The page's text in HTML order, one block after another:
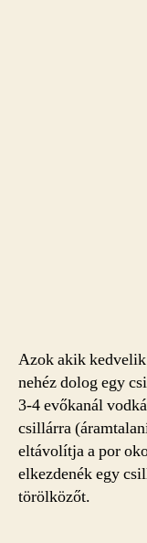
Azok akik
nehéz dolog egy
3-4 evőkanál
csillárra
eltávolítja a por
elkezdenék egy
törölközőt.